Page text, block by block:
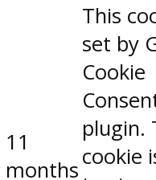
11
months
This
set by
Cookie
plugin.
cookie